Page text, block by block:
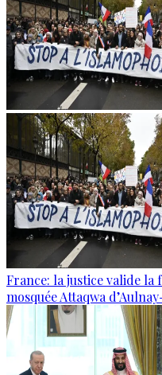
France: la justice valide
mosquée Attaqwa